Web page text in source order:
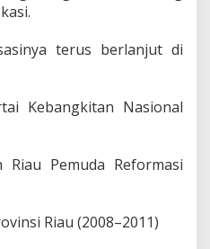
v
L
S
terus berlanjut di
Kebangkitan Nasional
Riau Pemuda Reformasi
Riau (2008–2011)